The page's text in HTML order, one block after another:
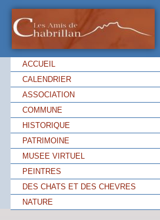
ACCUEIL
CALENDRIER
ASSOCIATION
COMMUNE
HISTORIQUE
PATRIMOINE
MUSEE VIRTUEL
PEINTRES
DES CHATS ET DES CHEVRES
NATURE